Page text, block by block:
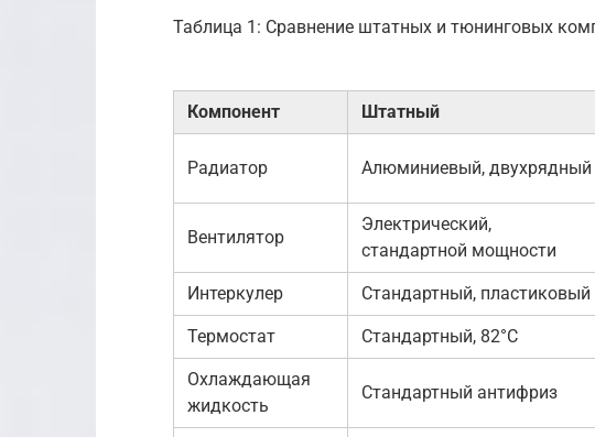
Таблица 1: Сравнение штатных и тюнинговых
Компонент Штатный
Радиатор Алюминиевый, двухрядный
Вентилятор
Электрический,
стандартной мощности
Интеркулер Стандартный, пластиковый
Термостат Стандартный, 82°C
Охлаждающая
жидкость
Стандартный антифриз